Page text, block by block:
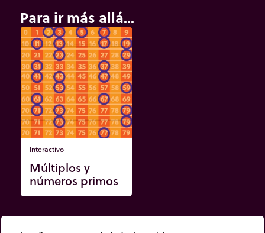
Para ir más allá...
Interactivo
Múltiplos y
números primos